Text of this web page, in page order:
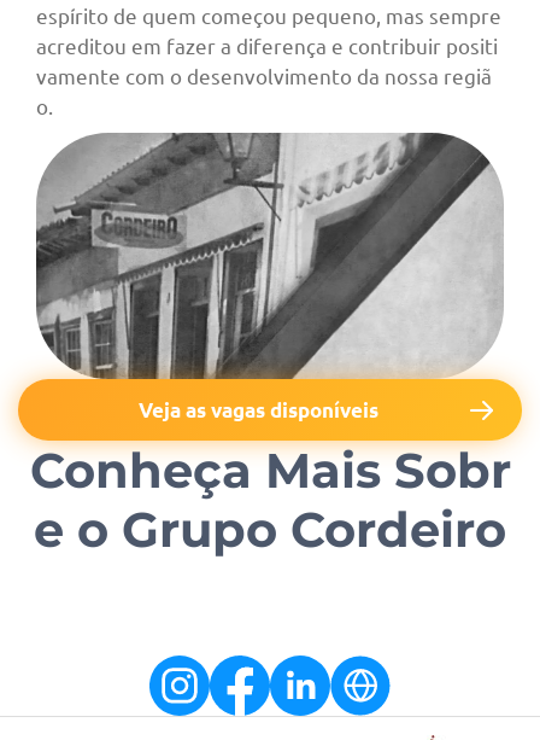
espírito de quem começou pequeno, mas sempre
acreditou em fazer a diferença e contribuir positi
vamente com o desenvolvimento da nossa regiã
o.
Veja as vagas disponíveis
Conheça Mais Sobr
e o Grupo Cordeiro